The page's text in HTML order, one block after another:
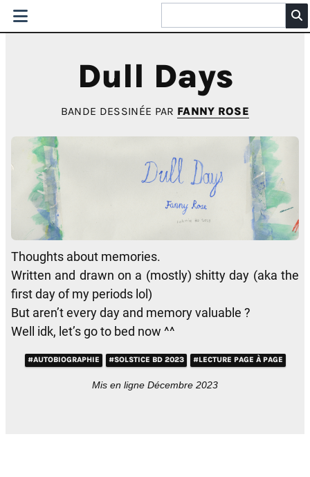
Dull Days
BANDE DESSINÉE PAR FANNY ROSE
Thoughts about memories.
Written and drawn on a (mostly) shitty day (aka the
first day of my periods lol)
But aren’t every day and memory valuable ?
Well idk, let’s go to bed now ^^
#AUTOBIOGRAPHIE #SOLSTICE BD 2023 #LECTURE PAGE À PAGE
Mis en ligne Décembre 2023